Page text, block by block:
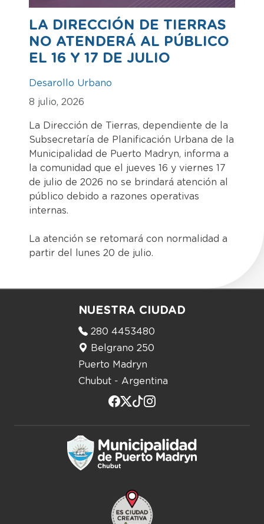
LA DIRECCIÓN DE TIERRAS
NO ATENDERÁ AL PÚBLICO
EL 16 Y 17 DE JULIO
Desarollo Urbano
8 julio, 2026
La Dirección de Tierras, dependiente de la
Subsecretaría de Planificación Urbana de la
Municipalidad de Puerto Madryn, informa a
la comunidad que el jueves 16 y viernes 17
de julio de 2026 no se brindará atención al
público debido a razones operativas
internas.
La atención se retomará con normalidad a
partir del lunes 20 de julio.
NUESTRA CIUDAD
280 4453480
Belgrano 250
Puerto Madryn
Chubut - Argentina